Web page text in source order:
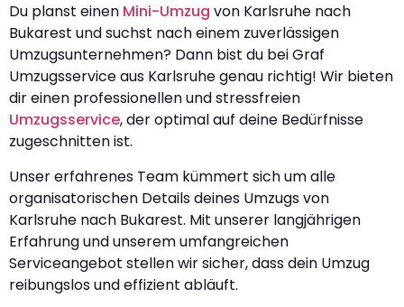
Du planst einen Mini-Umzug von Karlsruhe nach
Bukarest und suchst nach einem zuverlässigen
Umzugsunternehmen? Dann bist du bei Graf
Umzugsservice aus Karlsruhe genau richtig! Wir bieten
dir einen professionellen und stressfreien
Umzugsservice, der optimal auf deine Bedürfnisse
zugeschnitten ist.
Unser erfahrenes Team kümmert sich um alle
organisatorischen Details deines Umzugs von
Karlsruhe nach Bukarest. Mit unserer langjährigen
Erfahrung und unserem umfangreichen
Serviceangebot stellen wir sicher, dass dein Umzug
reibungslos und effizient abläuft.